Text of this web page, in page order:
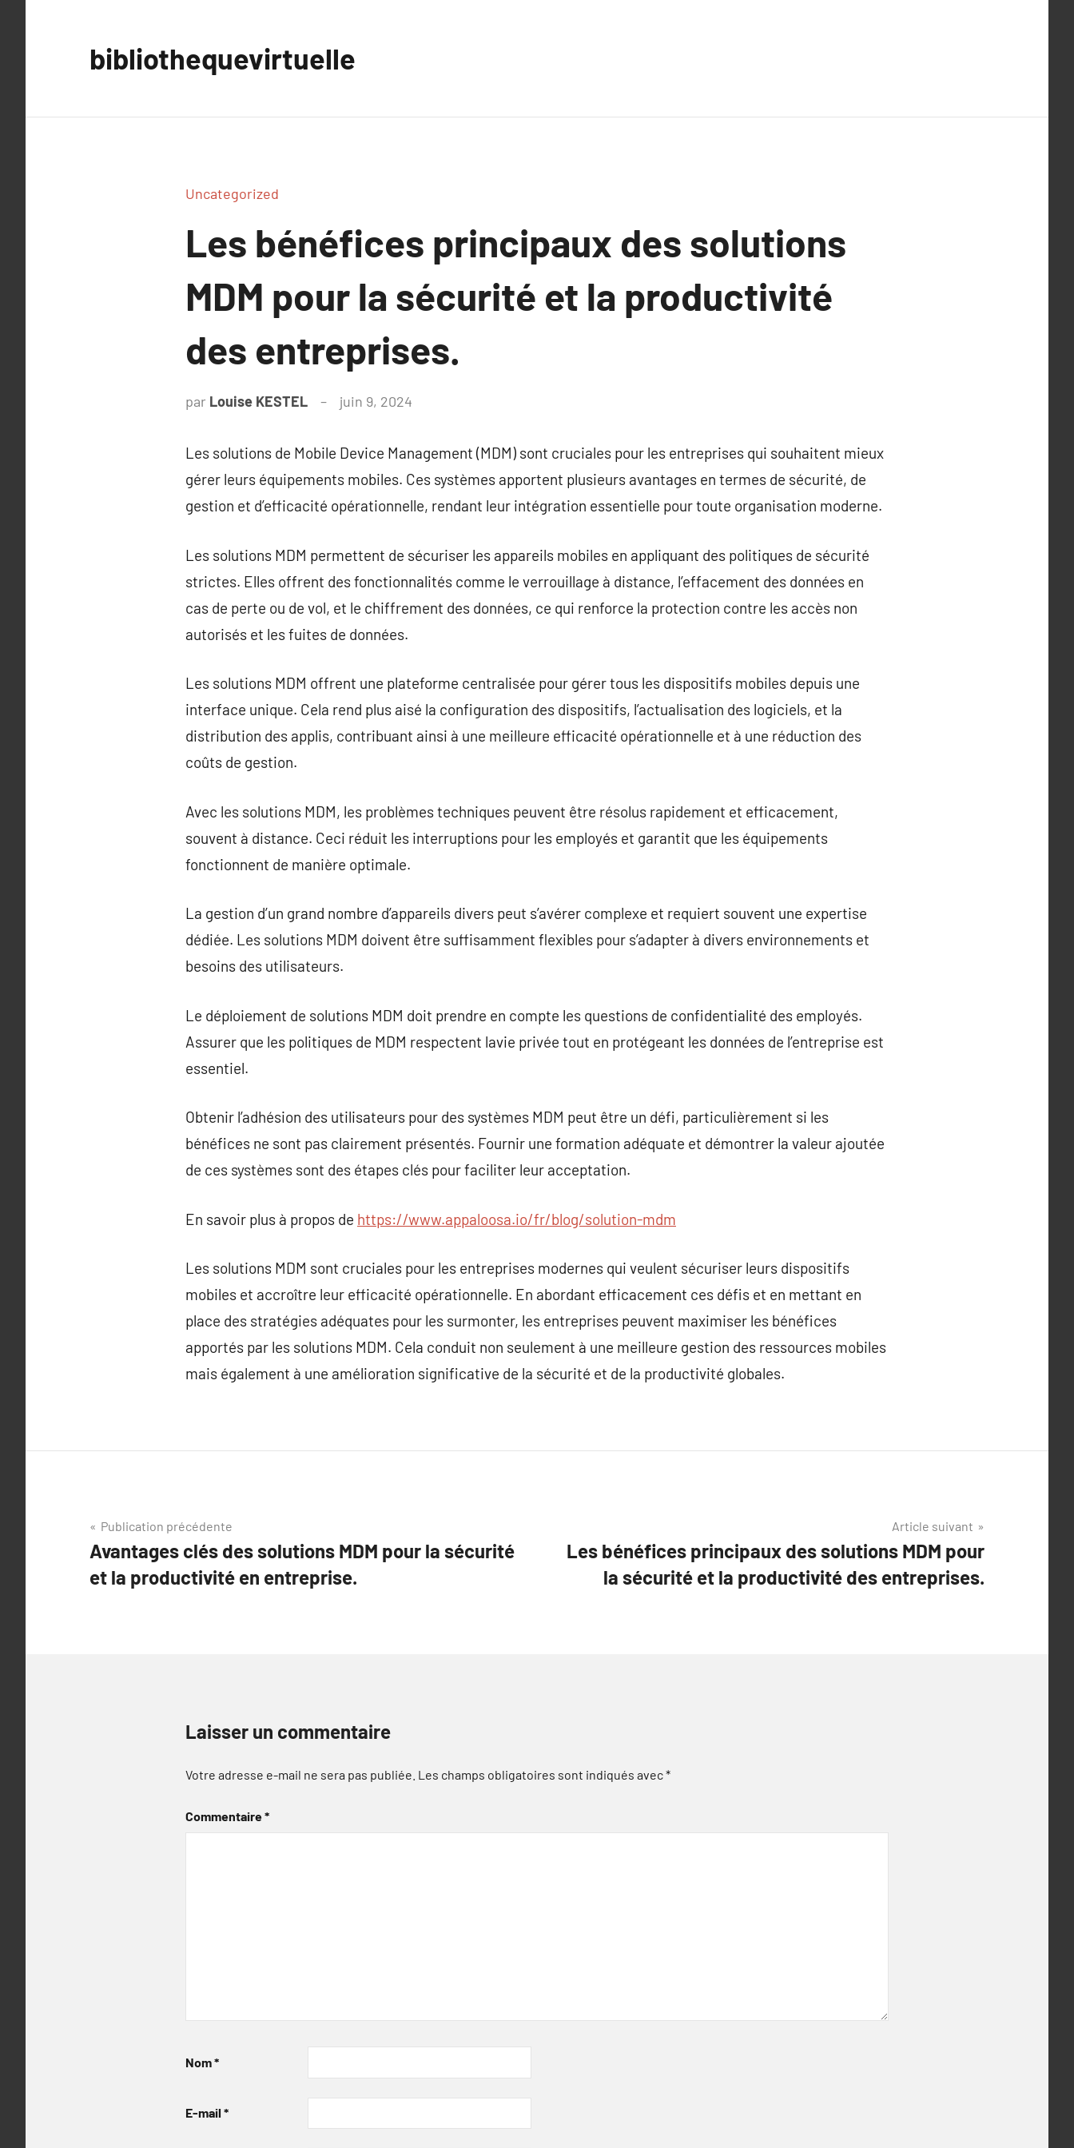
bibliothequevirtuelle
Uncategorized
Les bénéfices principaux des solutions
MDM pour la sécurité et la productivité
des entreprises.
par Louise KESTEL juin 9, 2024
Les solutions de Mobile Device Management (MDM) sont cruciales pour les entreprises qui souhaitent mieux
gérer leurs équipements mobiles. Ces systèmes apportent plusieurs avantages en termes de sécurité, de
gestion et d’efficacité opérationnelle, rendant leur intégration essentielle pour toute organisation moderne.
Les solutions MDM permettent de sécuriser les appareils mobiles en appliquant des politiques de sécurité
strictes. Elles offrent des fonctionnalités comme le verrouillage à distance, l’effacement des données en
cas de perte ou de vol, et le chiffrement des données, ce qui renforce la protection contre les accès non
autorisés et les fuites de données.
Les solutions MDM offrent une plateforme centralisée pour gérer tous les dispositifs mobiles depuis une
interface unique. Cela rend plus aisé la configuration des dispositifs, l’actualisation des logiciels, et la
distribution des applis, contribuant ainsi à une meilleure efficacité opérationnelle et à une réduction des
coûts de gestion.
Avec les solutions MDM, les problèmes techniques peuvent être résolus rapidement et efficacement,
souvent à distance. Ceci réduit les interruptions pour les employés et garantit que les équipements
fonctionnent de manière optimale.
La gestion d’un grand nombre d’appareils divers peut s’avérer complexe et requiert souvent une expertise
dédiée. Les solutions MDM doivent être suffisamment flexibles pour s’adapter à divers environnements et
besoins des utilisateurs.
Le déploiement de solutions MDM doit prendre en compte les questions de confidentialité des employés.
Assurer que les politiques de MDM respectent lavie privée tout en protégeant les données de l’entreprise est
essentiel.
Obtenir l’adhésion des utilisateurs pour des systèmes MDM peut être un défi, particulièrement si les
bénéfices ne sont pas clairement présentés. Fournir une formation adéquate et démontrer la valeur ajoutée
de ces systèmes sont des étapes clés pour faciliter leur acceptation.
En savoir plus à propos de https://www.appaloosa.io/fr/blog/solution-mdm
Les solutions MDM sont cruciales pour les entreprises modernes qui veulent sécuriser leurs dispositifs
mobiles et accroître leur efficacité opérationnelle. En abordant efficacement ces défis et en mettant en
place des stratégies adéquates pour les surmonter, les entreprises peuvent maximiser les bénéfices
apportés par les solutions MDM. Cela conduit non seulement à une meilleure gestion des ressources mobiles
mais également à une amélioration significative de la sécurité et de la productivité globales.
Navigation
de
l’article
Publication précédente
Avantages clés des solutions MDM pour la sécurité
et la productivité en entreprise.
Article suivant
Les bénéfices principaux des solutions MDM pour
la sécurité et la productivité des entreprises.
Laisser un commentaire
Votre adresse e-mail ne sera pas publiée. Les champs obligatoires sont indiqués avec*
Commentaire*
Nom*
E-mail *